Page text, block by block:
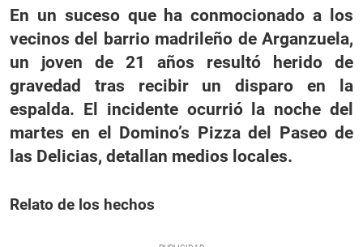
En un suceso que ha conmocionado a los
vecinos del barrio madrileño de Arganzuela,
un joven de 21 años resultó herido de
gravedad tras recibir un disparo en la
espalda. El incidente ocurrió la noche del
martes en el Domino’s Pizza del Paseo de
las Delicias, detallan medios locales.
Relato de los hechos